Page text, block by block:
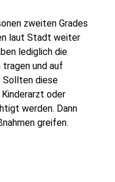
zweiten Grades
laut Stadt weiter
lediglich die
tragen und auf
Sollten diese
oder
werden. Dann
greifen.